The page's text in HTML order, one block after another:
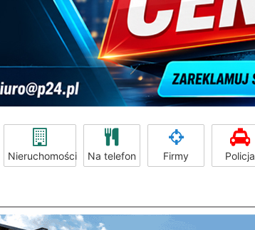
Nieruchomości Na telefon Firmy Policja